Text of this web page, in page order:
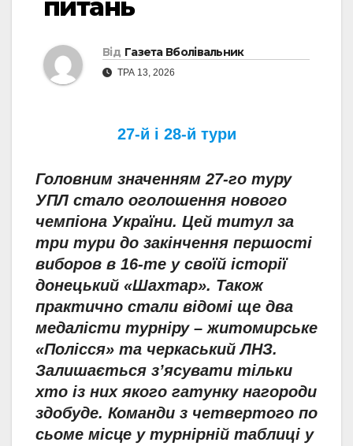
питань
Від Газета Вболівальник
ТРА 13, 2026
27-й і 28-й тури
Головним значенням 27-го туру
УПЛ стало оголошення нового
чемпіона України. Цей титул за
три тури до закінчення першості
виборов в 16-те у своїй історії
донецький «Шахтар». Також
практично стали відомі ще два
медалісти турніру – житомирське
«Полісся» та черкаський ЛНЗ.
Залишається з’ясувати тільки
хто із них якого гатунку нагороди
здобуде. Команди з четвертого по
сьоме місце у турнірній таблиці у